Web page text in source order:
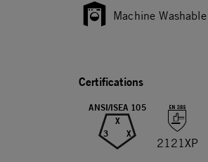
Machine Washable
Certifications
ANSI/ISEA 105
X
3
X
2121XP